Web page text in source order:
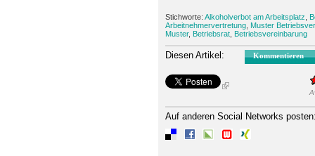
Stichworte: Alkoholverbot am Arbeitsplatz
Arbeitnehmervertretung Muster
Muster, Betriebsrat Betriebsvereinbarung
Diesen Artikel: Kommentieren
Auf anderen Social Networks